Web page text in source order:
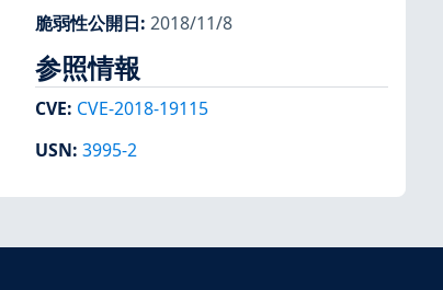
脆弱性公開日: 2018/11/8
参照情報
CVE: CVE-2018-19115
USN: 3995-2